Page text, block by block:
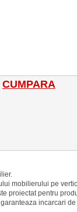
CUMPARA
mobilierului pe
proiectat pentru
incarcari